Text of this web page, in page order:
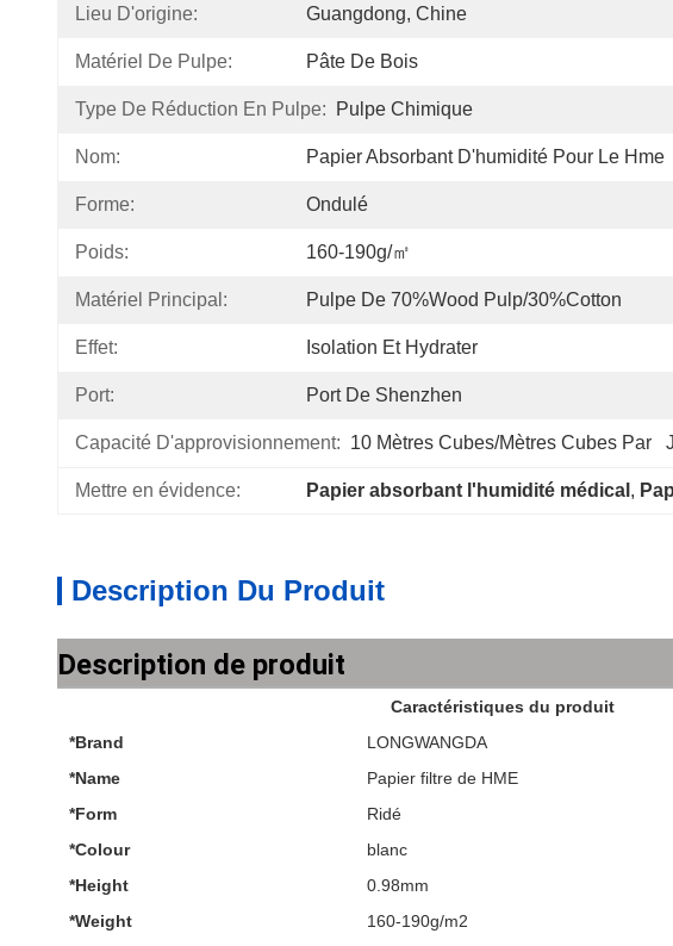
Lieu D'origine: Guangdong, Chine
Matériel De Pulpe: Pâte De Bois
Type De Réduction En Pulpe: Pulpe Chimique
Nom: Papier Absorbant D'humidité Pour Le Hme
Forme: Ondulé
Poids: 160-190g/㎡
Matériel Principal: Pulpe De 70%Wood Pulp/30%Cotton
Effet: Isolation Et Hydrater
Port: Port De Shenzhen
Capacité D'approvisionnement: 10 Mètres Cubes/mètres Cubes Par
Mettre en évidence: Papier absorbant l'humidité médical ,
Description Du Produit
Description de produit
Caractéristiques du produit
*Brand
LONGWANGDA
*Name
Papier filtre de HME
*Form
Ridé
*Colour
blanc
*Height
0.98mm
*Weight
160-190g/m2